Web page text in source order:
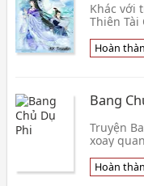
Khác với
Thiên Tài
kiếp
yêu chân
Hoàn
Bang
Truyện
xoay
người
ông chủ
Hoàn